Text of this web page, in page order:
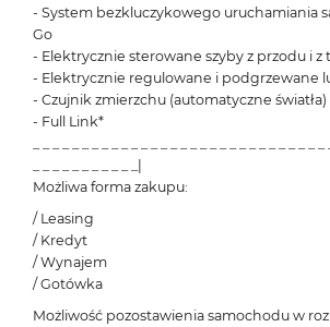
- System bezkluczykowego uruchamiania
Go
- Elektrycznie sterowane szyby z przodu i z
- Elektrycznie regulowane i podgrzewane
- Czujnik zmierzchu (automatyczne światła)
- Full Link*
Możliwa forma zakupu:
/ Leasing
/ Kredyt
/ Wynajem
/ Gotówka
Możliwość pozostawienia samochodu w